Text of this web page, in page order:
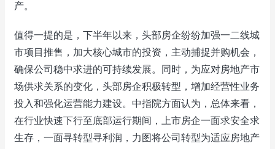
产。
值得一提的是，下半年以来，头部房企纷纷加强一二线城
市项目推售，加大核心城市的投资，主动捕捉并购机会，
确保公司稳中求进的可持续发展。同时，为应对房地产市
场供求关系的变化，头部房企积极转型，增加经营性业务
投入和强化运营能力建设。中指院方面认为，总体来看，
在行业快速下行至底部运行期间，上市房企一面求安全求
生存，一面寻转型寻利润，力图将公司转型为适应房地产